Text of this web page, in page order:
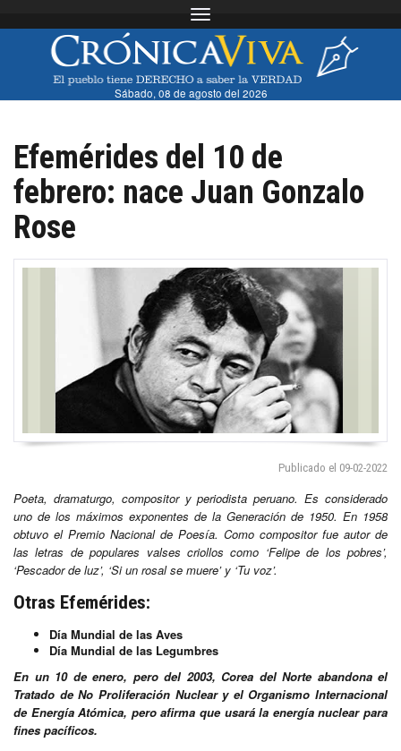
Toggle navigation
Sábado, 08 de agosto del 2026
Efemérides del 10 de
febrero: nace Juan Gonzalo
Rose
Publicado el 09-02-2022
Poeta, dramaturgo, compositor y periodista peruano. Es considerado
uno de los máximos exponentes de la Generación de 1950. En 1958
obtuvo el Premio Nacional de Poesía. Como compositor fue autor de
las letras de populares valses criollos como ‘Felipe de los pobres’,
‘Pescador de luz’, ‘Si un rosal se muere’ y ‘Tu voz’.
Otras Efemérides:
Día Mundial de las Aves
Día Mundial de las Legumbres
En un 10 de enero, pero del 2003, Corea del Norte abandona el
Tratado de No Proliferación Nuclear y el Organismo Internacional
de Energía Atómica, pero afirma que usará la energía nuclear para
fines pacíficos.